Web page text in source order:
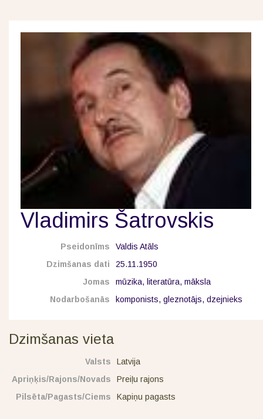
Vladimirs Šatrovskis
Pseidonīms
Valdis Atāls
Dzimšanas dati
25.11.1950
Jomas
mūzika, literatūra, māksla
Nodarbošanās
komponists, gleznotājs, dzejnieks
Dzimšanas vieta
Valsts
Latvija
Apriņķis/Rajons/Novads
Preiļu rajons
Pilsēta/Pagasts/Ciems
Kapiņu pagasts